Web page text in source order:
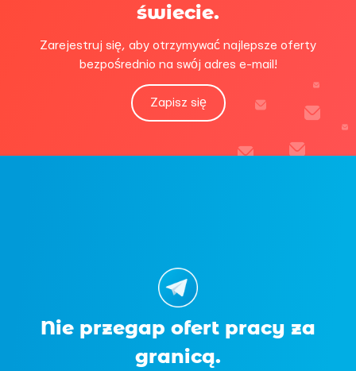
świecie.
Zarejestruj się, aby otrzymywać najlepsze oferty
bezpośrednio na swój adres e-mail!
Zapisz się
Nie przegap ofert pracy za
granicą.